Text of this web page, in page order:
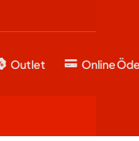
Outlet Online